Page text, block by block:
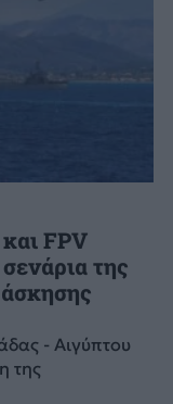
FPV
της
- Αιγύπτου
της